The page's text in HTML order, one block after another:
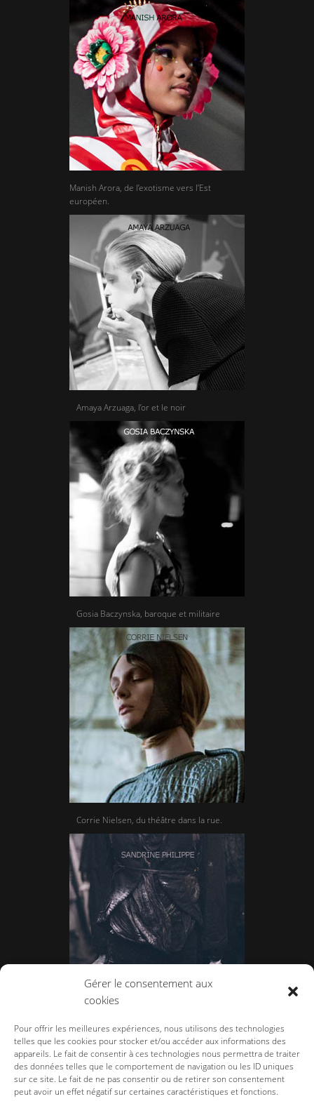
Gérer le consentement aux
cookies
Pour offrir les meilleures expériences, nous utilisons des technologies
telles que les cookies pour stocker et/ou accéder aux informations des
appareils. Le fait de consentir à ces technologies nous permettra de traiter
des données telles que le comportement de navigation ou les ID uniques
sur ce site. Le fait de ne pas consentir ou de retirer son consentement
peut avoir un effet négatif sur certaines caractéristiques et fonctions.
Manish Arora, de l’exotisme vers l’Est
européen.
Amaya Arzuaga, l’or et le noir
Gosia Baczynska, baroque et militaire
Corrie Nielsen, du théâtre dans la rue.
Sandrine Philippe, le paradoxe